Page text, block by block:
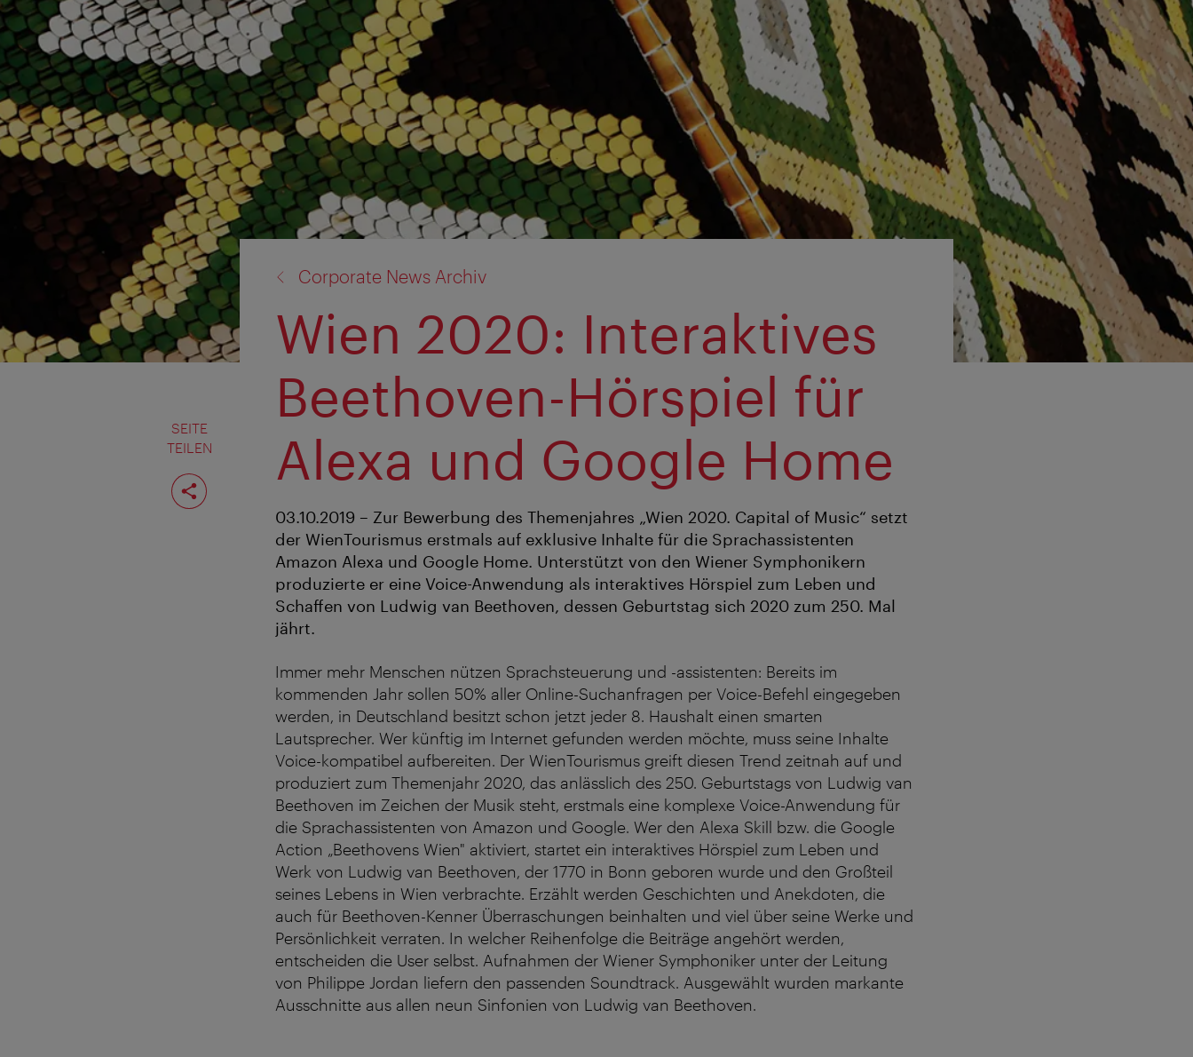
SEITE
TEILEN
Seite
teilen
Corporate News Archiv
Wien 2020: Interaktives
Beethoven-Hörspiel für
Alexa und Google Home
03.10.2019 – Zur Bewerbung des Themenjahres „Wien 2020. Capital of Music“ setzt
der WienTourismus erstmals auf exklusive Inhalte für die Sprachassistenten
Amazon Alexa und Google Home. Unterstützt von den Wiener Symphonikern
produzierte er eine Voice-Anwendung als interaktives Hörspiel zum Leben und
Schaffen von Ludwig van Beethoven, dessen Geburtstag sich 2020 zum 250. Mal
jährt.
Immer mehr Menschen nützen Sprachsteuerung und -assistenten: Bereits im
kommenden Jahr sollen 50% aller Online-Suchanfragen per Voice-Befehl eingegeben
werden, in Deutschland besitzt schon jetzt jeder 8. Haushalt einen smarten
Lautsprecher. Wer künftig im Internet gefunden werden möchte, muss seine Inhalte
Voice-kompatibel aufbereiten. Der WienTourismus greift diesen Trend zeitnah auf und
produziert zum Themenjahr 2020, das anlässlich des 250. Geburtstags von Ludwig van
Beethoven im Zeichen der Musik steht, erstmals eine komplexe Voice-Anwendung für
die Sprachassistenten von Amazon und Google. Wer den Alexa Skill bzw. die Google
Action „Beethovens Wien" aktiviert, startet ein interaktives Hörspiel zum Leben und
Werk von Ludwig van Beethoven, der 1770 in Bonn geboren wurde und den Großteil
seines Lebens in Wien verbrachte. Erzählt werden Geschichten und Anekdoten, die
auch für Beethoven-Kenner Überraschungen beinhalten und viel über seine Werke und
Persönlichkeit verraten. In welcher Reihenfolge die Beiträge angehört werden,
entscheiden die User selbst. Aufnahmen der Wiener Symphoniker unter der Leitung
von Philippe Jordan liefern den passenden Soundtrack. Ausgewählt wurden markante
Ausschnitte aus allen neun Sinfonien von Ludwig van Beethoven.